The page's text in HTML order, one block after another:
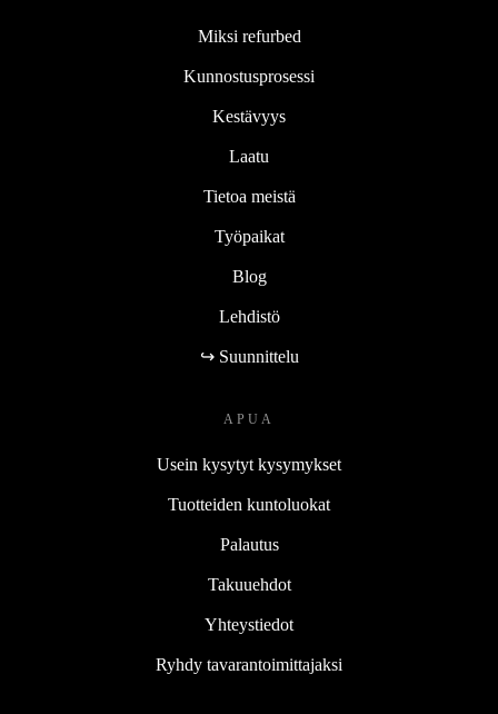
Miksi refurbed
Kunnostusprosessi
Kestävyys
Laatu
Tietoa meistä
Työpaikat
Blog
Lehdistö
↪ Suunnittelu
APUA
Usein kysytyt kysymykset
Tuotteiden kuntoluokat
Palautus
Takuuehdot
Yhteystiedot
Ryhdy tavarantoimittajaksi